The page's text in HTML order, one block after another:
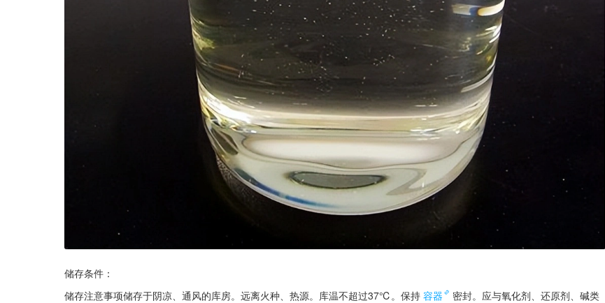
储存条件：
储存注意事项储存于阴凉、通风的库房。远离火种、热源。库温不超过37℃。保持 容器
密封。应与氧化剂、还原剂、碱类